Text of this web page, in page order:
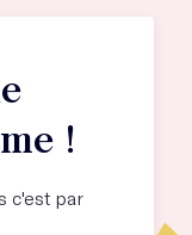
!
c'est par